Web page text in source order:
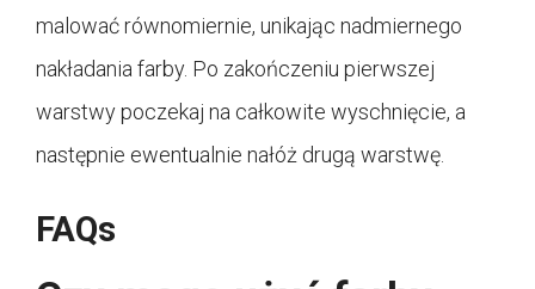
malować równomiernie, unikając nadmiernego
nakładania farby. Po zakończeniu pierwszej
warstwy poczekaj na całkowite wyschnięcie, a
następnie ewentualnie nałóż drugą warstwę.
FAQs